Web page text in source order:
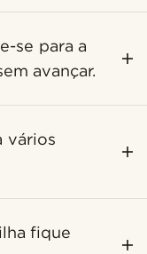
se para a
avançar.
vários
fique